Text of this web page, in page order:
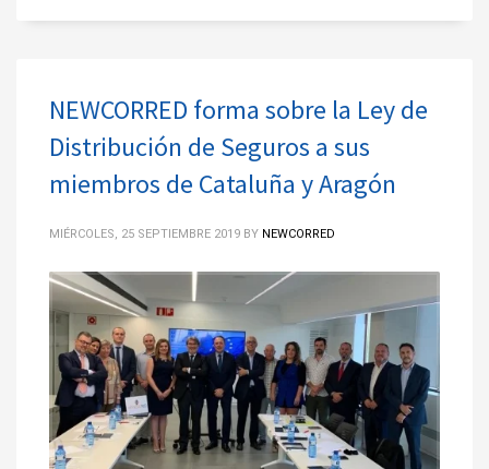
NEWCORRED forma sobre la Ley de
Distribución de Seguros a sus
miembros de Cataluña y Aragón
MIÉRCOLES, 25 SEPTIEMBRE 2019 BY NEWCORRED